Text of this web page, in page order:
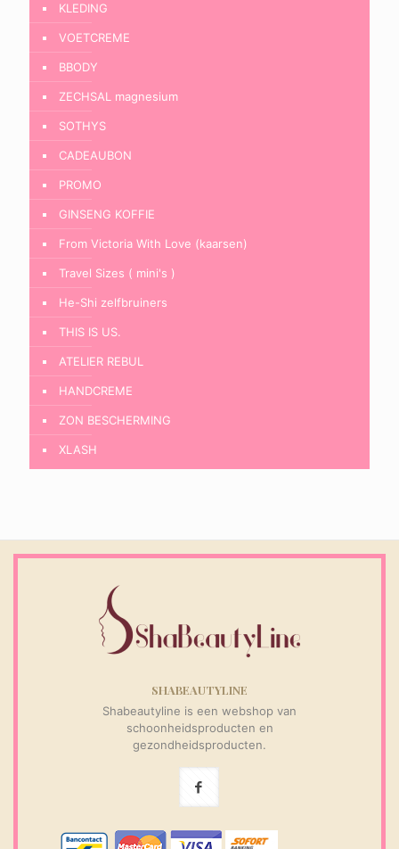
KLEDING
VOETCREME
BBODY
ZECHSAL magnesium
SOTHYS
CADEAUBON
PROMO
GINSENG KOFFIE
From Victoria With Love (kaarsen)
Travel Sizes ( mini's )
He-Shi zelfbruiners
THIS IS US.
ATELIER REBUL
HANDCREME
ZON BESCHERMING
XLASH
SHABEAUTYLINE
Shabeautyline is een webshop van
schoonheidsproducten en
gezondheidsproducten.